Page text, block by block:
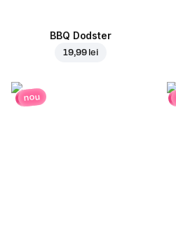
BBQ Dodster
19,99 lei
nou